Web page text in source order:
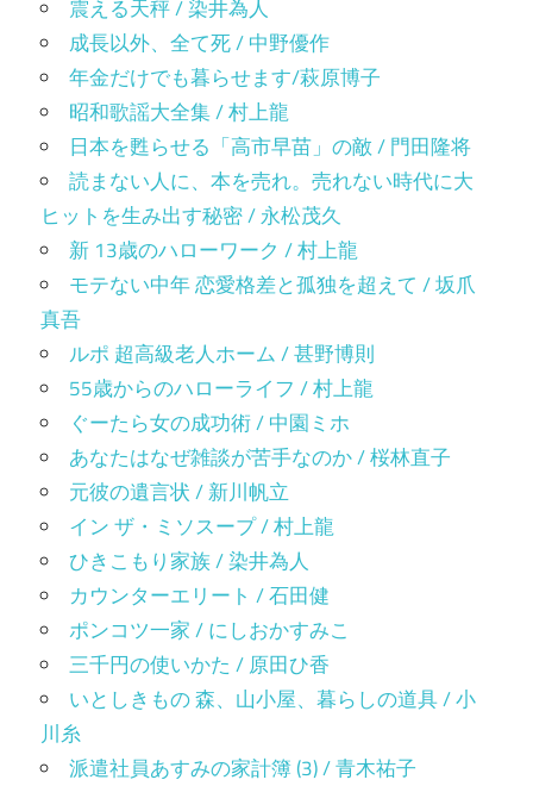
震える天秤 / 染井為人
成長以外、全て死 / 中野優作
年金だけでも暮らせます/萩原博子
昭和歌謡大全集 / 村上龍
日本を甦らせる「高市早苗」の敵 / 門田隆将
読まない人に、本を売れ。売れない時代に大
ヒットを生み出す秘密 / 永松茂久
新 13歳のハローワーク / 村上龍
モテない中年 恋愛格差と孤独を超えて / 坂爪
真吾
ルポ 超高級老人ホーム / 甚野博則
55歳からのハローライフ / 村上龍
ぐーたら女の成功術 / 中園ミホ
あなたはなぜ雑談が苦手なのか / 桜林直子
元彼の遺言状 / 新川帆立
イン ザ・ミソスープ / 村上龍
ひきこもり家族 / 染井為人
カウンターエリート / 石田健
ポンコツ一家 / にしおかすみこ
三千円の使いかた / 原田ひ香
いとしきもの 森、山小屋、暮らしの道具 / 小
川糸
派遣社員あすみの家計簿 (3) / 青木祐子